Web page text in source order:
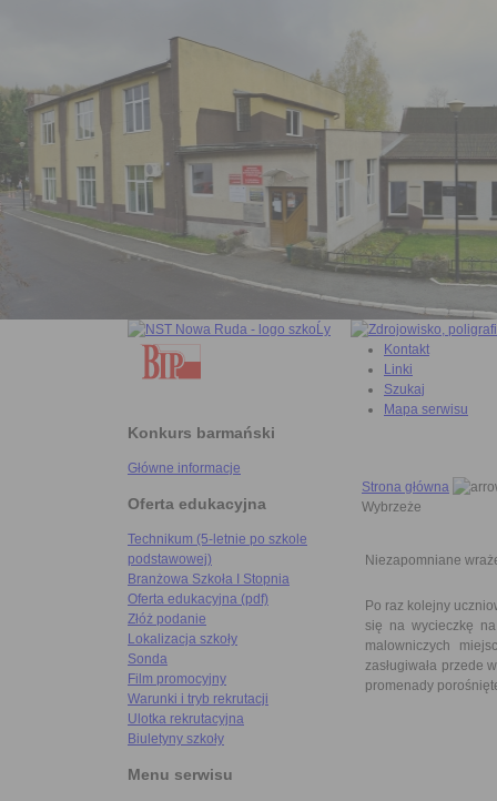
Konkurs barmański
Główne informacje
Oferta edukacyjna
Technikum (5-letnie po szkole
podstawowej)
Branżowa Szkoła I Stopnia
Oferta edukacyjna (pdf)
Złóż podanie
Lokalizacja szkoły
Sonda
Film promocyjny
Warunki i tryb rekrutacji
Ulotka rekrutacyjna
Biuletyny szkoły
Menu serwisu
Kontakt
Linki
Szukaj
Mapa serwisu
Strona główna
Wybrzeże
Niezapomniane
Po raz kolejny
się na wycieczkę
malowniczych
zasługiwała przede
promenady